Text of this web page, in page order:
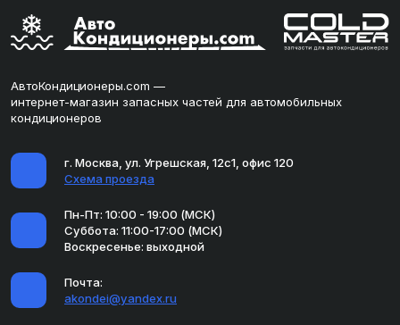
АвтоКондиционеры.com —
интернет-магазин запасных частей для автомобильных
кондиционеров
г. Москва, ул. Угрешская, 12с1, офис 120
Схема проезда
Пн-Пт: 10:00 - 19:00 (МСК)
Суббота: 11:00-17:00 (МСК)
Воскресенье: выходной
Почта:
akondei@yandex.ru